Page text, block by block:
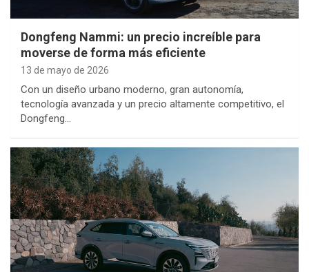
Dongfeng Nammi: un precio increíble para
moverse de forma más eficiente
13 de mayo de 2026
Con un diseño urbano moderno, gran autonomía,
tecnología avanzada y un precio altamente competitivo, el
Dongfeng…